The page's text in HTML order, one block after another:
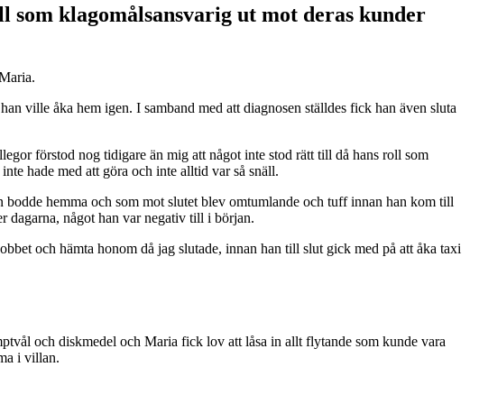
klagomålsansvarig ut mot deras kunder
ville åka hem igen. I samband med att diagnosen ställdes fick han även sluta
förstod nog tidigare än mig att något inte stod rätt till då hans roll som
hade med att göra och inte alltid var så snäll.
hemma och som mot slutet blev omtumlande och tuff innan han kom till
dagarna, något han var negativ till i början.
och hämta honom då jag slutade, innan han till slut gick med på att åka taxi
och diskmedel och Maria fick lov att låsa in allt flytande som kunde vara
i villan.